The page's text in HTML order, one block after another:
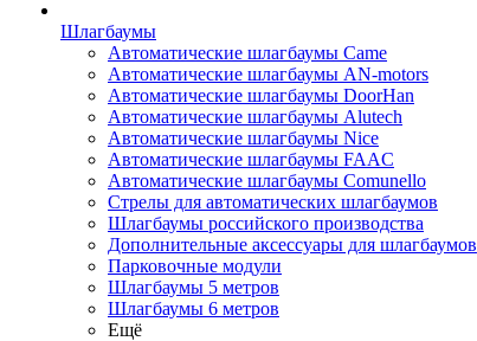
Шлагбаумы
Автоматические шлагбаумы Came
Автоматические шлагбаумы AN-motors
Автоматические шлагбаумы DoorHan
Автоматические шлагбаумы Alutech
Автоматические шлагбаумы Nice
Автоматические шлагбаумы FAAC
Автоматические шлагбаумы Comunello
Стрелы для автоматических шлагбаумов
Шлагбаумы российского производства
Дополнительные аксессуары для шлагбаумов
Парковочные модули
Шлагбаумы 5 метров
Шлагбаумы 6 метров
Ещё